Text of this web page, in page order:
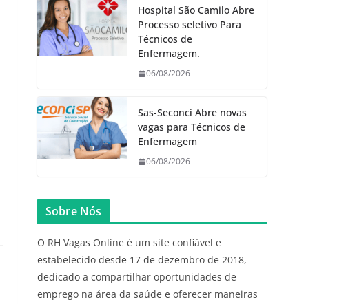
Hospital São Camilo Abre
Processo seletivo Para
Técnicos de
Enfermagem.
06/08/2026
Sas-Seconci Abre novas
vagas para Técnicos de
Enfermagem
06/08/2026
Sobre Nós
O RH Vagas Online é um site confiável e
estabelecido desde 17 de dezembro de 2018,
dedicado a compartilhar oportunidades de
emprego na área da saúde e oferecer maneiras